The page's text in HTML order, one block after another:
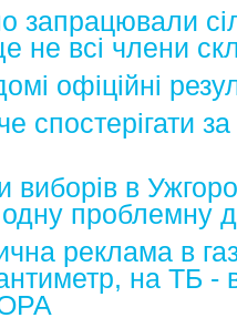
запрацювали
не всі члени
офіційні
спостерігати
виборів в
проблемну
реклама в
на ТБ -